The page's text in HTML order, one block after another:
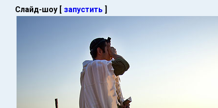
Слайд-шоу [ запустить ]